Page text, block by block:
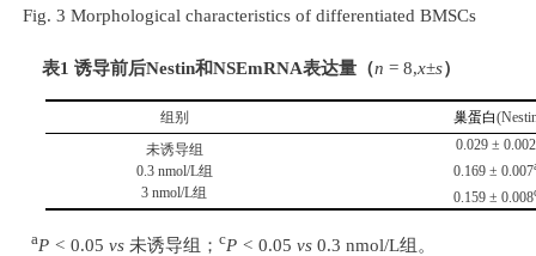
Fig. 3 Morphological characteristics of differentiated BMSCs
表1 诱导前后Nestin和NSEmRNA表达量（n = 8,x±s）
组别 巢蛋白
未诱导组
0.3 nmol/L组
3 nmol/L组
0.029 ± 0.002
0.169 ± 0.007
0.159 ± 0.008
aP < 0.05 vs 未诱导组； cP < 0.05 vs 0.3 nmol/L组。